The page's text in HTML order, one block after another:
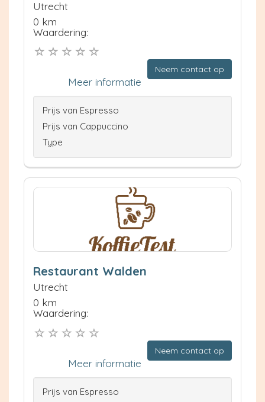
Utrecht
0 km
Waardering:
Neem contact op
Meer informatie
Prijs van Espresso
Prijs van Cappuccino
Type
Restaurant Walden
Utrecht
0 km
Waardering:
Neem contact op
Meer informatie
Prijs van Espresso